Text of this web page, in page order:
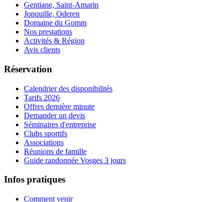
Gentiane, Saint-Amarin
Jonquille, Oderen
Domaine du Gomm
Nos prestations
Activités & Région
Avis clients
Réservation
Calendrier des disponibilités
Tarifs 2026
Offres dernière minute
Demander un devis
Séminaires d'entreprise
Clubs sportifs
Associations
Réunions de famille
Guide randonnée Vosges 3 jours
Infos pratiques
Comment venir